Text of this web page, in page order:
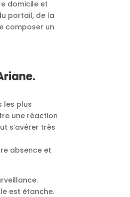
domicile et
portail, de la
composer un
les plus
une réaction
s’avérer très
absence et
est étanche.